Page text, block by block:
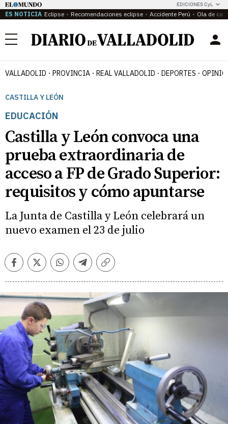
EDICIONES CyL
ES NOTICIA Eclipse Recomendaciones eclipse Accidente Perú Ola de
Menú
VALLADOLID PROVINCIA REAL VALLADOLID DEPORTES
CASTILLA Y LEÓN
EDUCACIÓN
Castilla y León convoca una
prueba extraordinaria de
acceso a FP de Grado Superior:
requisitos y cómo apuntarse
La Junta de Castilla y León celebrará un
nuevo examen el 23 de julio
FacebookTwitterWhatsappTelegramCopiar